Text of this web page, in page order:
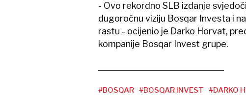
- Ovo rekordno SLB izdanje
dugoročnu viziju Bosqar Investa i
rastu - ocijenio je Darko Horvat,
kompanije Bosqar Invest grupe.
#BOSQAR #BOSQAR INVEST #DARKO